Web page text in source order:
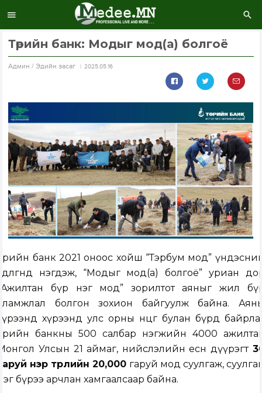
Төрийн банк: Модыг мод(а) болгоё
Aдмин / Эдийн засаг 2025.05.16
банк 2021 оноос хойш “Тэрбум мод”
нэгдэж, “Модыг мод(а) болгоё” уриан
бүр нэг мод” зорилтот аяныг жил
болгон зохион байгуулж байна.
хүрээнд улс орны өнцөг булан бүрд
банкны 500 салбар нэгжийн 4000
Улсын 21 аймаг, нийслэлийн есөн дүүрэгт
нэр төрлийн20,000 гаруй мод суулгаж,
бүрээ арчлан хамгаалсаар байна.